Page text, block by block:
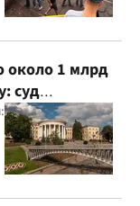
около 1 млрд
суд